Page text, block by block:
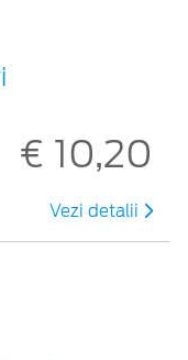
€ 10,20
Vezi detalii